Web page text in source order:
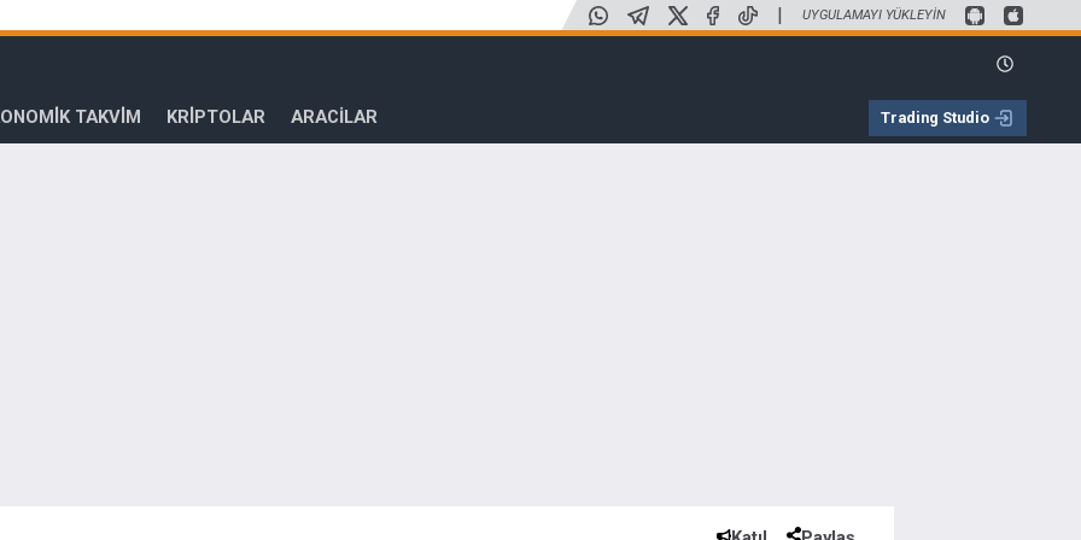
| UYGULAMAYI YÜKLEYIN
TAKVİM KRİPTOLAR ARACILAR Trading Studio